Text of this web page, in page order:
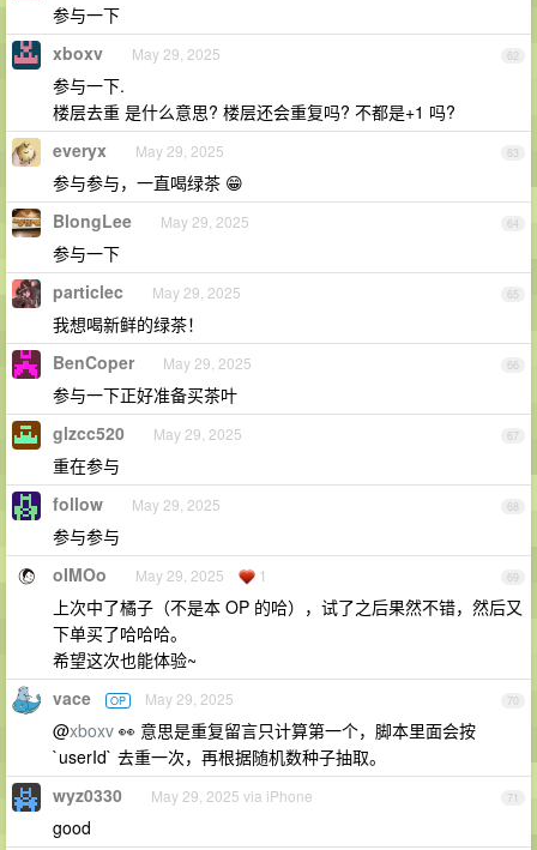
参与一下
62
xboxv May 29, 2025
参与一下.
楼层去重 是什么意思? 楼层还会重复吗? 不都是+1 吗?
63
everyx May 29, 2025
参与参与，一直喝绿茶 😁
64
BlongLee May 29, 2025
参与一下
65
particlec May 29, 2025
我想喝新鲜的绿茶！
66
BenCoper May 29, 2025
参与一下正好准备买茶叶
67
glzcc520 May 29, 2025
重在参与
68
follow May 29, 2025
参与参与
69
oIMOo May 29, 2025 1
上次中了橘子（不是本 OP 的哈），试了之后果然不错，然后又
下单买了哈哈哈。
希望这次也能体验~
70
vace OP May 29, 2025
@xboxv 👀 意思是重复留言只计算第一个，脚本里面会按
`userId` 去重一次，再根据随机数种子抽取。
71
wyz0330 May 29, 2025 via iPhone
good